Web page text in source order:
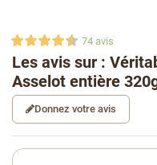
Les avis sur :
Asselot entière
74 avis
Donnez votre avis